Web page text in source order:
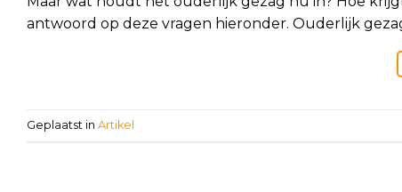
antwoord op deze vragen hieronder. Ouderlijk
Geplaatst in Artikel